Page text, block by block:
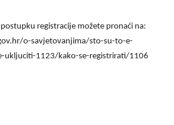
registracije možete pronaći na:
o-savjetovanjima/sto-su-to-e-
ukljuciti-1123/kako-se-registrirati/1106